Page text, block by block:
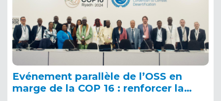
Evénement parallèle de l’OSS en
marge de la COP 16 : renforcer la